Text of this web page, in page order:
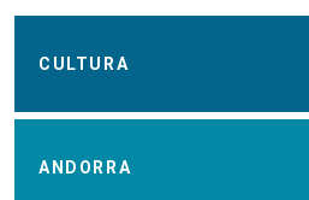
CULTURA
ANDORRA